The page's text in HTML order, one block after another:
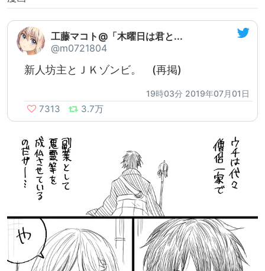
工藤マコト@「木曜日は君と...
@m0721804
新人坊主とＪＫゾンビ。 (再掲)
19時03分 2019年07月01日
7313 3.7万